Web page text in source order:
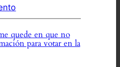
quede en que no
para votar en la